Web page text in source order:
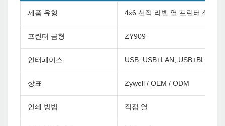
제품 유형 4x6 선적 라벨 열 프린터 4 인
프린터 금형 ZY909
인터페이스 USB, USB+LAN,
상표 Zywell / OEM / ODM
인쇄 방법 직접 열